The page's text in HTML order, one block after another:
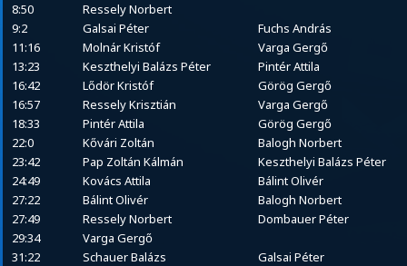
8:50
Ressely Norbert
9:2
Galsai Péter
Fuchs András
11:16
Molnár Kristóf
Varga Gergő
13:23
Keszthelyi Balázs Péter
Pintér Attila
16:42
Lődör Kristóf
Görög Gergő
16:57
Ressely Krisztián
Varga Gergő
18:33
Pintér Attila
Görög Gergő
22:0
Kővári Zoltán
Balogh Norbert
23:42
Pap Zoltán Kálmán
Keszthelyi Balázs Péter
24:49
Kovács Attila
Bálint Olivér
27:22
Bálint Olivér
Balogh Norbert
27:49
Ressely Norbert
Dombauer Péter
29:34
Varga Gergő
31:22
Schauer Balázs
Galsai Péter